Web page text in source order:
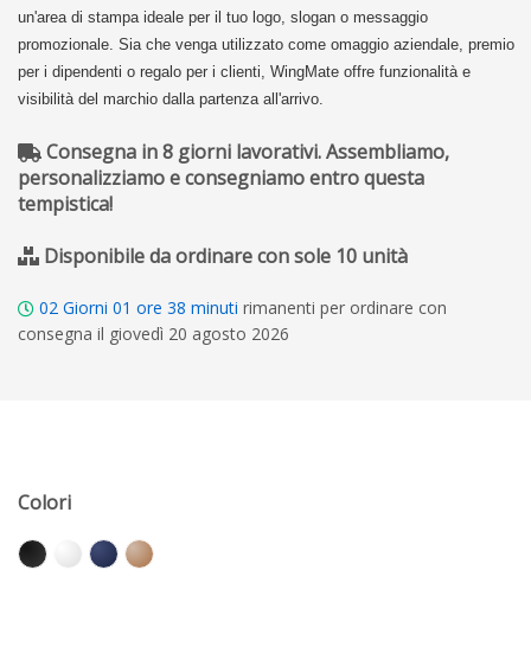
un'area di stampa ideale per il tuo logo, slogan o messaggio
promozionale. Sia che venga utilizzato come omaggio aziendale, premio
per i dipendenti o regalo per i clienti, WingMate offre funzionalità e
visibilità del marchio dalla partenza all'arrivo.
Consegna in 8 giorni lavorativi. Assembliamo,
personalizziamo e consegniamo entro questa
tempistica!
Disponibile da ordinare con sole 10 unità
02 Giorni 01 ore 38 minuti rimanenti per ordinare con
consegna il giovedì 20 agosto 2026
Colori